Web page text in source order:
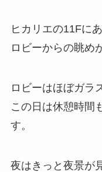
ヒカリエの11Fに
ロビーからの眺め
ロビーはほぼガラ
この日は休憩時間
す。
夜はきっと夜景が